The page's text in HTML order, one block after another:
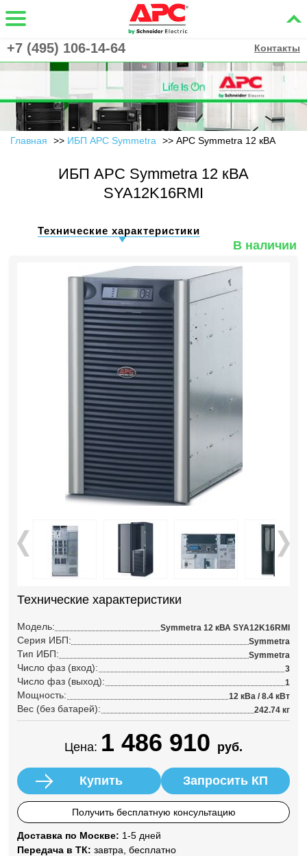
+7 (495) 106-14-64 Контакты
Главная ИБП APC Symmetra APC Symmetra 12 кВА
ИБП APC Symmetra 12 кВА
SYA12K16RMI
Технические характеристики
В наличии
Технические характеристики
Модель: Symmetra 12 кВА SYA12K16RMI
Серия ИБП: Symmetra
Тип ИБП: Symmetra
Число фаз (вход): 3
Число фаз (выход): 1
Мощность: 12 кВа / 8.4 кВт
Вес (без батарей): 242.74 кг
Цена: 1 486 910 руб.
Купить Запросить КП
Получить бесплатную консультацию
Доставка по Москве: 1-5 дней
Передача в ТК: завтра, бесплатно